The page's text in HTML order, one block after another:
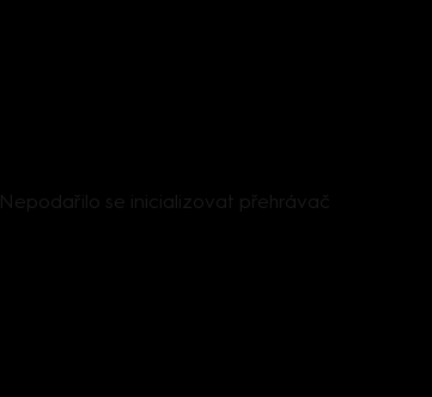
Nepodařilo se inicializovat přehrávač